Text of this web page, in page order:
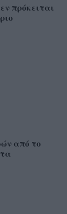
πρόκειται
από το